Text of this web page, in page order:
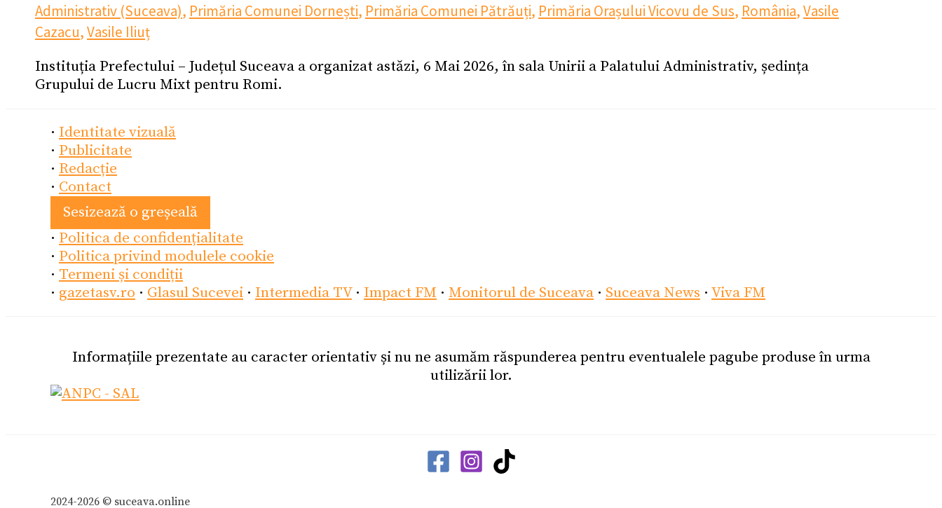
Administrativ (Suceava), Primăria Comunei Dornești, Primăria Comunei Pătrăuți, Primăria Orașului Vicovu de Sus, România,Vasile
Cazacu,Vasile Iliuț
Instituția Prefectului – Județul Suceava a organizat astăzi, 6 Mai 2026, în sala Unirii a Palatului Administrativ, ședința
Grupului de Lucru Mixt pentru Romi.
· Identitate vizuală
· Publicitate
· Redacție
· Contact
Sesizează o greșeală
· Politica de confidențialitate
· Politica privind modulele cookie
· Termeni și condiții
· gazetasv.ro · Glasul Sucevei · Intermedia TV· Impact FM · Monitorul de Suceava · Suceava News · Viva FM
Informațiile prezentate au caracter orientativ și nu ne asumăm răspunderea pentru eventualele pagube produse în urma
utilizării lor.
2024-2026 © suceava.online